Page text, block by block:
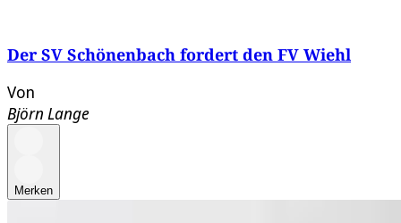
Der SV Schönenbach fordert den FV Wiehl
Von
Björn Lange
Merken